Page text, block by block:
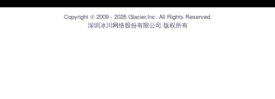
Copyright © 2009 - 2026 Glacier,Inc. All Rights Reserved.
深圳冰川网络股份有限公司 版权所有